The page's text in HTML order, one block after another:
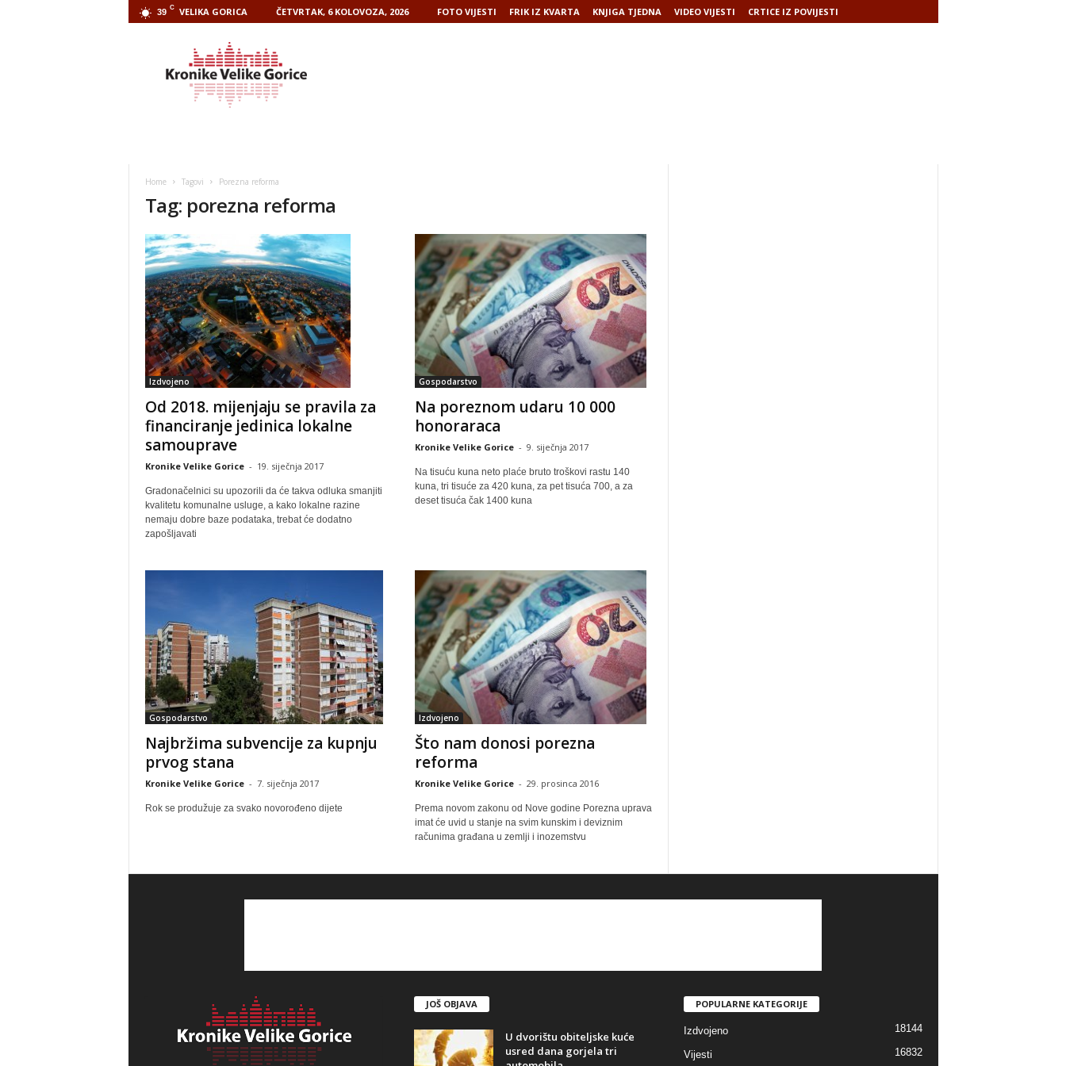
39 C VELIKA GORICA ČETVRTAK, 6 KOLOVOZA, 2026 FOTO VIJESTI FRIK IZ KVARTA KNJIGA TJEDNA VIDEO VIJESTI CRTICE IZ POVIJESTI
Home Tagovi Porezna reforma
Tag: porezna reforma
Izdvojeno
Od 2018. mijenjaju se pravila za
financiranje jedinica lokalne
samouprave
Kronike Velike Gorice - 19. siječnja 2017
Gradonačelnici su upozorili da će takva odluka smanjiti
kvalitetu komunalne usluge, a kako lokalne razine
nemaju dobre baze podataka, trebat će dodatno
zapošljavati
Gospodarstvo
Na poreznom udaru 10 000
honoraraca
Kronike Velike Gorice - 9. siječnja 2017
Na tisuću kuna neto plaće bruto troškovi rastu 140
kuna, tri tisuće za 420 kuna, za pet tisuća 700, a za
deset tisuća čak 1400 kuna
Gospodarstvo
Najbržima subvencije za kupnju
prvog stana
Kronike Velike Gorice - 7. siječnja 2017
Rok se produžuje za svako novorođeno dijete
Izdvojeno
Što nam donosi porezna
reforma
Kronike Velike Gorice - 29. prosinca 2016
Prema novom zakonu od Nove godine Porezna uprava
imat će uvid u stanje na svim kunskim i deviznim
računima građana u zemlji i inozemstvu
JOŠ OBJAVA
U dvorištu obiteljske kuće
usred dana gorjela tri
POPULARNE KATEGORIJE
Izdvojeno 18144
Vijesti 16832